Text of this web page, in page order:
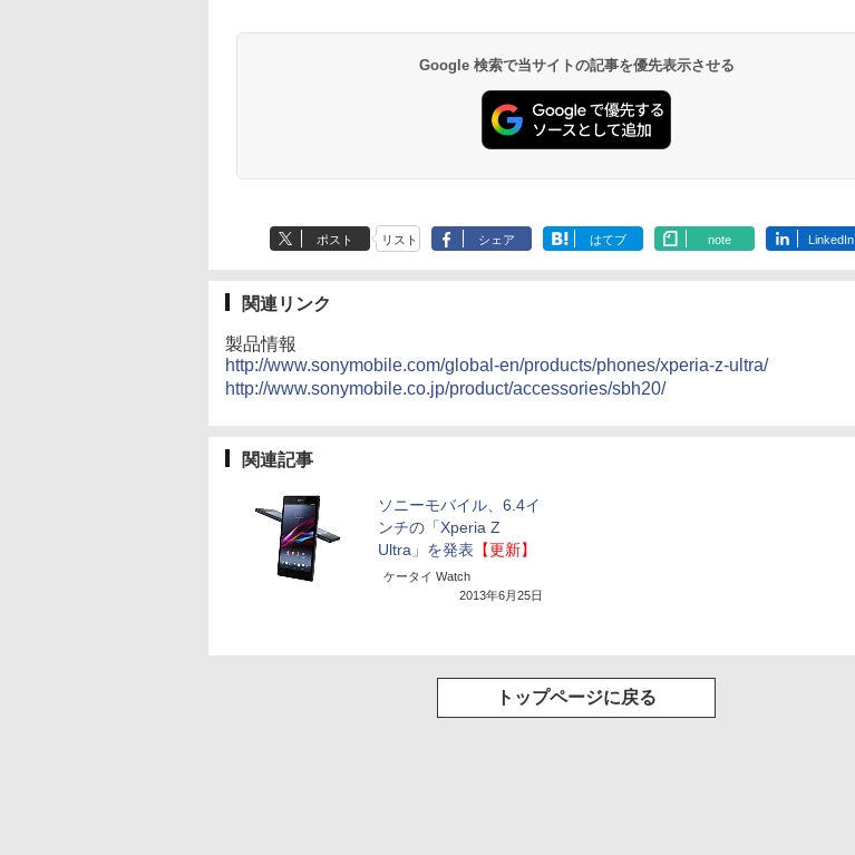
Google 検索で当サイトの記事を優先表示させる
ポスト リスト シェア はてブ note LinkedIn
関連リンク
製品情報
http://www.sonymobile.com/global-en/products/phones/xperia-z-ultra/
http://www.sonymobile.co.jp/product/accessories/sbh20/
関連記事
ソニーモバイル、6.4イ
ンチの「Xperia Z
Ultra」を発表 【更新】
ケータイ Watch
2013年6月25日
トップページに戻る